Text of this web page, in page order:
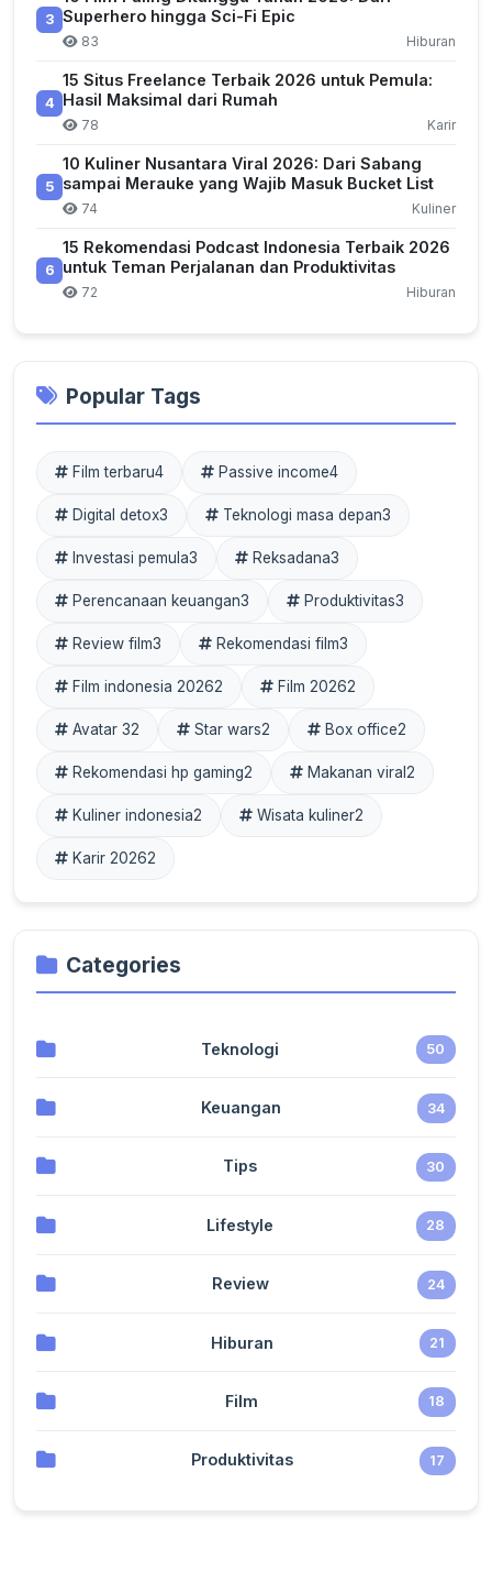
3 Superhero hingga Sci-Fi Epic
83 Hiburan
4
15 Situs Freelance Terbaik 2026 untuk Pemula:
Hasil Maksimal dari Rumah
78 Karir
5
10 Kuliner Nusantara Viral 2026: Dari Sabang
sampai Merauke yang Wajib Masuk Bucket List
74 Kuliner
6
15 Rekomendasi Podcast Indonesia Terbaik 2026
untuk Teman Perjalanan dan Produktivitas
72 Hiburan
Popular Tags
Film terbaru4 Passive income4
Digital detox3 Teknologi masa depan3
Investasi pemula3 Reksadana3
Perencanaan keuangan3 Produktivitas3
Review film3 Rekomendasi film3
Film indonesia 20262 Film 20262
Avatar 32 Star wars2 Box office2
Rekomendasi hp gaming2 Makanan viral 2
Kuliner indonesia2 Wisata kuliner2
Karir 20262
Categories
Teknologi 50
Keuangan 34
Tips 30
Lifestyle 28
Review 24
Hiburan 21
Film 18
Produktivitas 17